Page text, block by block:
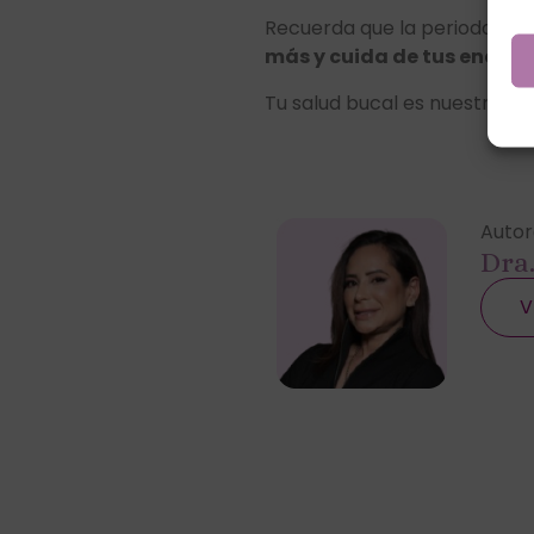
Recuerda que la
más y cuida de tus
Tu salud bucal es nuestra